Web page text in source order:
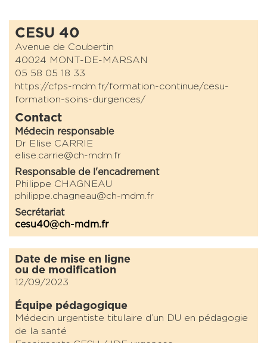
CESU 40
Avenue de Coubertin
40024 MONT-DE-MARSAN
05 58 05 18 33
https://cfps-mdm.fr/formation-continue/cesu-
formation-soins-durgences/
Contact
Médecin responsable
Dr Elise CARRIE
elise.carrie@ch-mdm.fr
Responsable de l'encadrement
Philippe CHAGNEAU
philippe.chagneau@ch-mdm.fr
Secrétariat
cesu40@ch-mdm.fr
Date de mise en ligne
ou de modification
12/09/2023
Équipe pédagogique
Médecin urgentiste titulaire d’un DU en pédagogie
de la santé